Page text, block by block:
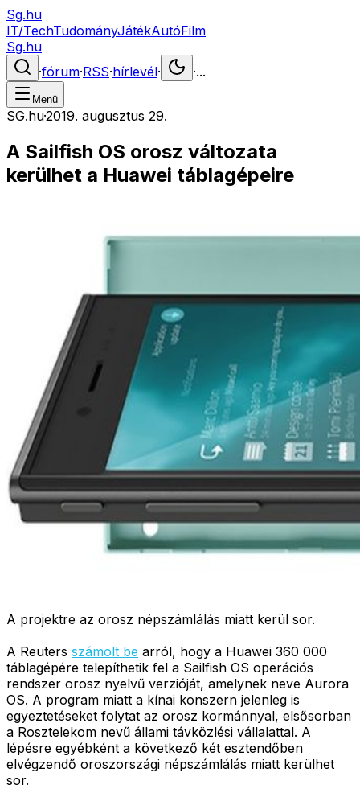
Sg.hu
IT/TechTudományJátékAutóFilm
Sg.hu
·fórum·RSS·hírlevél· ·...
Menü
SG.hu·2019. augusztus 29.
A Sailfish OS orosz változata
kerülhet a Huawei táblagépeire
A projektre az orosz népszámlálás miatt kerül sor.
A Reuters számolt be arról, hogy a Huawei 360 000
táblagépére telepíthetik fel a Sailfish OS operációs
rendszer orosz nyelvű verzióját, amelynek neve Aurora
OS. A program miatt a kínai konszern jelenleg is
egyeztetéseket folytat az orosz kormánnyal, elsősorban
a Rosztelekom nevű állami távközlési vállalattal. A
lépésre egyébként a következő két esztendőben
elvégzendő oroszországi népszámlálás miatt kerülhet
sor.